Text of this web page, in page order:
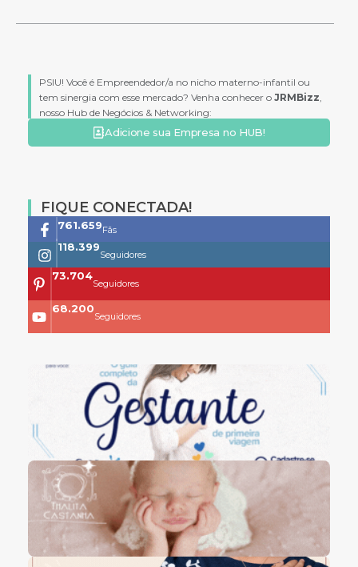
PSIU! Você é Empreendedor/a no nicho materno-infantil ou
tem sinergia com esse mercado? Venha conhecer o JRMBizz,
nosso Hub de Negócios & Networking:
Adicione sua Empresa no HUB!
FIQUE CONECTADA!
761.659Fãs
118.399
Seguidores
73.704
Seguidores
68.200
Seguidores